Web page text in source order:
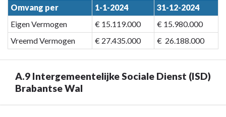
Omvang per 1-1-2024
31-12-2024
Eigen Vermogen
€ 15.119.000
€ 15.980.000
Vreemd Vermogen
€ 27.435.000 € 26.188.000
A.9 Intergemeentelijke Sociale Dienst (ISD)
Brabantse Wal